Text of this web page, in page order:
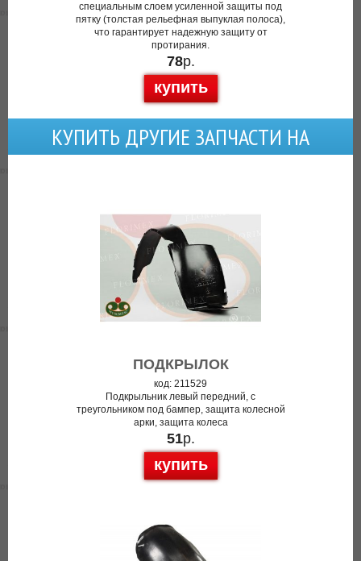
специальным слоем усиленной защиты под
пятку (толстая рельефная выпуклая полоса),
что гарантирует надежную защиту от
протирания.
78р.
купить
КУПИТЬ ДРУГИЕ ЗАПЧАСТИ НА
ПОДКРЫЛОК
код: 211529
Подкрыльник левый передний, с
треугольником под бампер, защита колесной
арки, защита колеса
51р.
купить